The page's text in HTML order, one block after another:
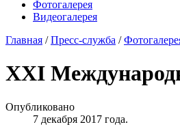
Фотогалерея
Видеогалерея
Главная / Пресс-служба /
XXI
Опубликовано
7 декабря 2017 года.